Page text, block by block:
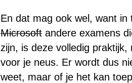
En dat mag ook wel, want in
Microsoft andere examens
zijn, is deze volledig
voor je neus. Er wordt dus
weet, maar of je het kan